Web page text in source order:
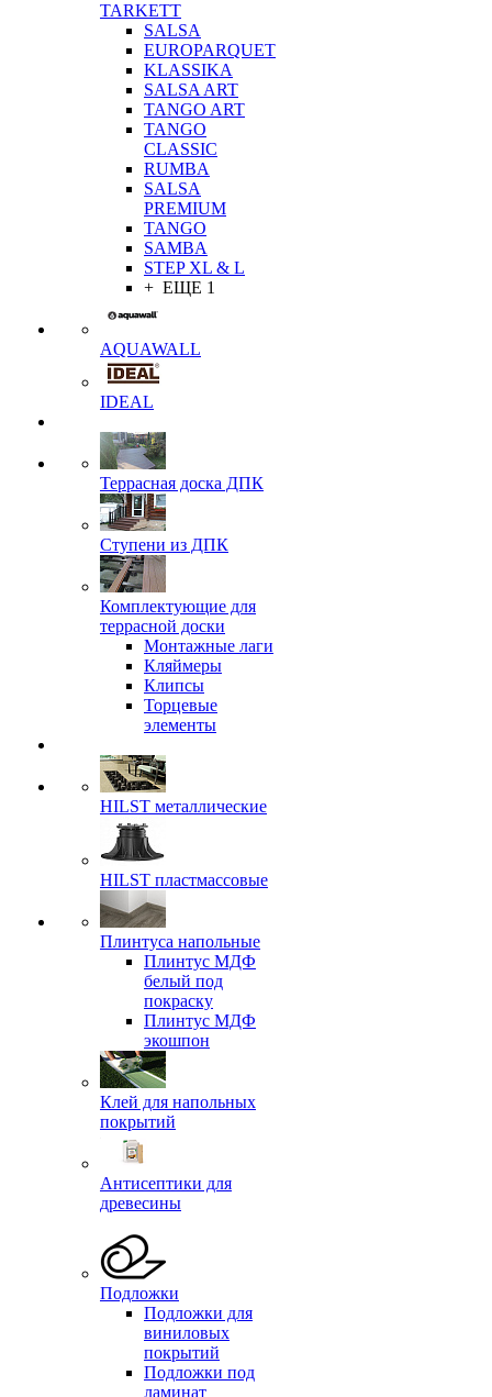
TARKETT
SALSA
EUROPARQUET
KLASSIKA
SALSA ART
TANGO ART
TANGO
CLASSIC
RUMBA
SALSA
PREMIUM
TANGO
SAMBA
STEP XL & L
+ ЕЩЕ 1
AQUAWALL
IDEAL
Террасная доска ДПК
Ступени из ДПК
Комплектующие для
террасной доски
Монтажные лаги
Кляймеры
Клипсы
Торцевые
элементы
HILST металлические
HILST пластмассовые
Плинтуса напольные
Плинтус МДФ
белый под
покраску
Плинтус МДФ
экошпон
Клей для напольных
покрытий
Антисептики для
древесины
Подложки
Подложки для
виниловых
покрытий
Подложки под
ламинат